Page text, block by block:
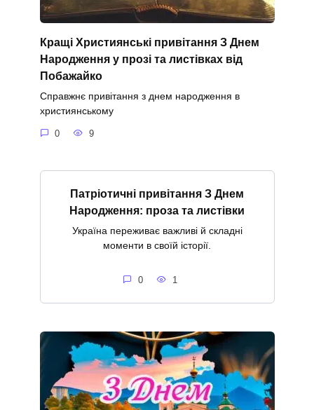
Кращі Християнські привітання З Днем
Народження у прозі та листівках від
Побажайко
Справжнє привітання з днем народження в
християнському
0 9
Патріотичні привітання З Днем
Народження: проза та листівки
Україна переживає важливі й складні
моменти в своїй історії.
0 1